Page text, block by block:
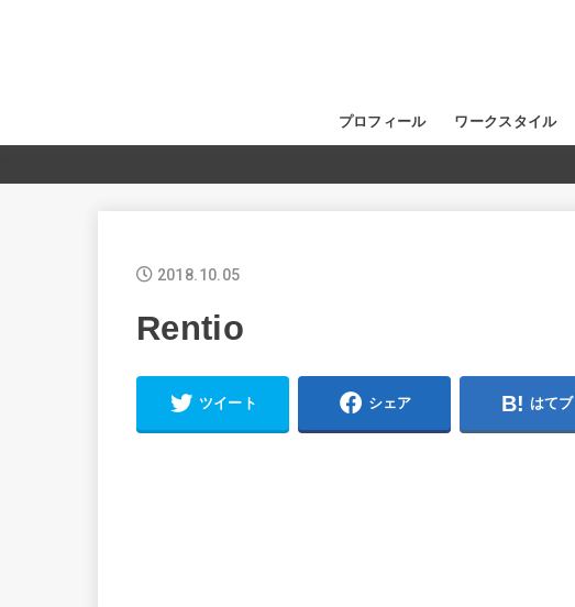
プロフィール ワークスタイル
2018.10.05
Rentio
ツイート シェア はてブ